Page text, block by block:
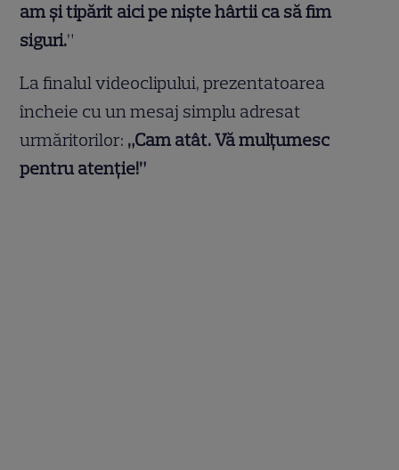
am și tipărit aici pe niște hârtii ca să fim
siguri.”
La finalul videoclipului, prezentatoarea
încheie cu un mesaj simplu adresat
urmăritorilor: „Cam atât. Vă mulțumesc
pentru atenție!”